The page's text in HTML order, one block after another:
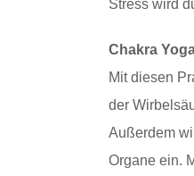
Stress wird
Chakra
Mit diesen
der
Außerdem
Organe ein.